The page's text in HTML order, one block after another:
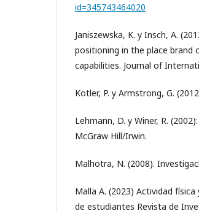
id=345743464020
Janiszewska, K. y Insch, A.
positioning in the place brand
capabilities. Journal of
Kotler, P. y Armstrong, G.
Lehmann, D. y Winer, R.
McGraw Hill/Irwin.
Malhotra, N. (2008).
Malla A. (2023) Actividad
de estudiantes Revista de